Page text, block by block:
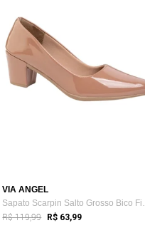
VIA ANGEL
Sapato
R$ 119,99 R$ 63,99